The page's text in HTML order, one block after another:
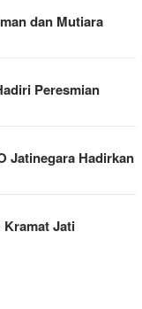
dan Mutiara
Peresmian
Jatinegara Hadirkan
Kramat Jati